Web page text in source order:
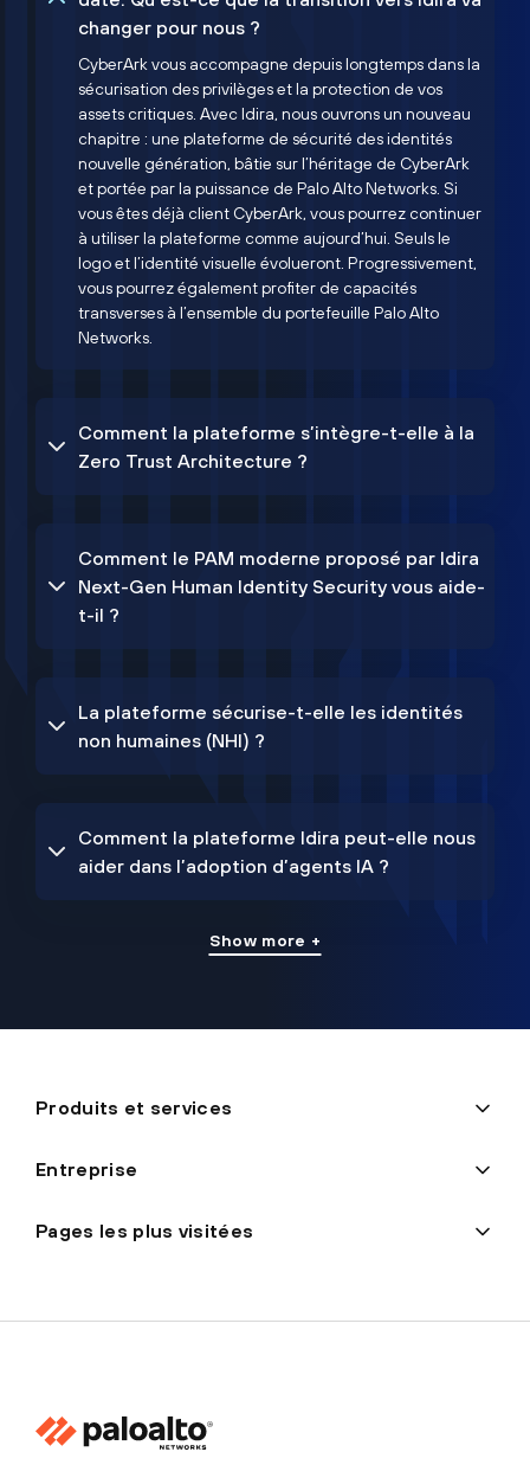
changer pour nous ?
CyberArk vous accompagne depuis longtemps dans la
sécurisation des privilèges et la protection de vos
assets critiques. Avec Idira, nous ouvrons un nouveau
chapitre : une plateforme de sécurité des identités
nouvelle génération, bâtie sur l’héritage de CyberArk
et portée par la puissance de Palo Alto Networks. Si
vous êtes déjà client CyberArk, vous pourrez continuer
à utiliser la plateforme comme aujourd’hui. Seuls le
logo et l’identité visuelle évolueront. Progressivement,
vous pourrez également profiter de capacités
transverses à l’ensemble du portefeuille Palo Alto
Networks.
Comment la plateforme s’intègre-t-elle à la
Zero Trust Architecture ?
Comment le PAM moderne proposé par Idira
Next-Gen Human Identity Security vous aide-
t-il ?
La plateforme sécurise-t-elle les identités
non humaines (NHI) ?
Comment la plateforme Idira peut-elle nous
aider dans l’adoption d’agents IA ?
Show more +
Produits et services
Entreprise
Pages les plus visitées